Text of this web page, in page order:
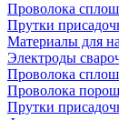
Проволока
Прутки
Материалы для
Электроды
Проволока
Проволока
Прутки